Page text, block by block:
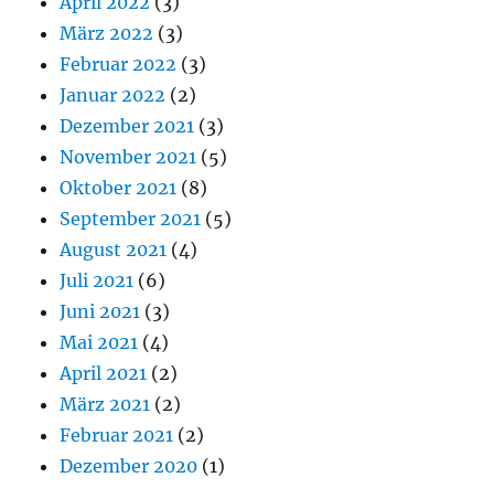
März 2022 (3)
Februar 2022 (3)
Januar 2022 (2)
Dezember 2021 (3)
November 2021 (5)
Oktober 2021 (8)
September 2021 (5)
August 2021 (4)
Juli 2021 (6)
Juni 2021 (3)
Mai 2021 (4)
April 2021 (2)
März 2021 (2)
Februar 2021 (2)
Dezember 2020 (1)